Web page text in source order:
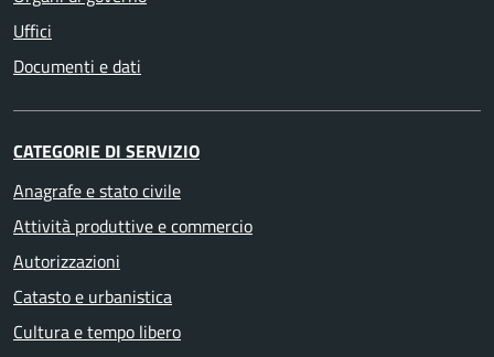
Uffici
Documenti e dati
CATEGORIE DI SERVIZIO
Anagrafe e stato civile
Attività produttive e commercio
Autorizzazioni
Catasto e urbanistica
Cultura e tempo libero